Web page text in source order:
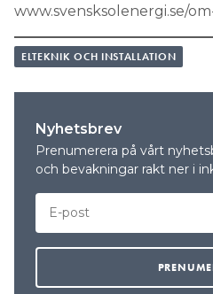
www.svensksolenergi.se/
ELTEKNIK OCH INSTALLATION
Nyhetsbrev
Prenumerera på vårt
och bevakningar rakt ner i